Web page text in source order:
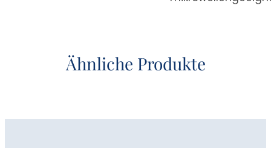
Ähnliche Produkte